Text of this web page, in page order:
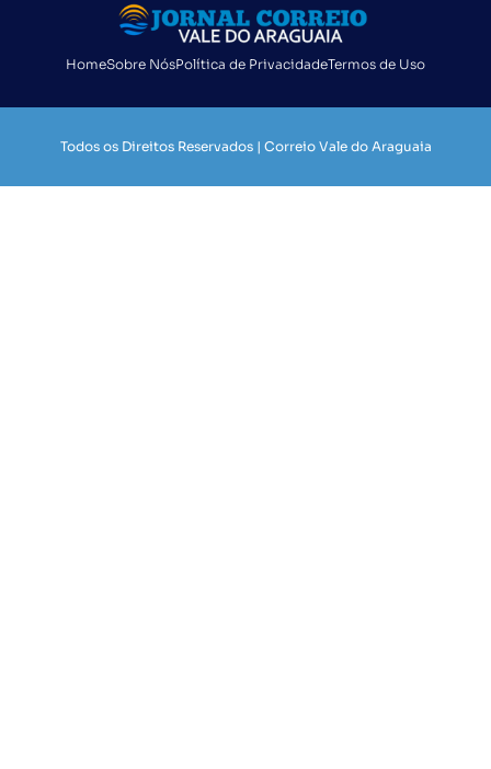
HomeSobre NósPolítica de PrivacidadeTermos de Uso
Todos os Direitos Reservados | Correio Vale do Araguaia